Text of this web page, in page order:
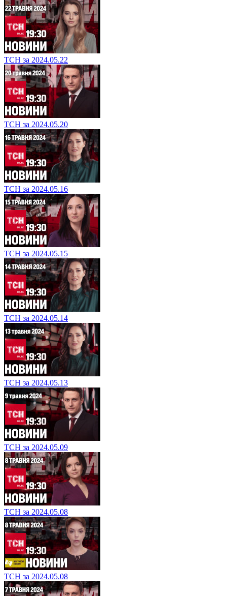
ТСН за 2024.05.22
ТСН за 2024.05.20
ТСН за 2024.05.16
ТСН за 2024.05.15
ТСН за 2024.05.14
ТСН за 2024.05.13
ТСН за 2024.05.09
ТСН за 2024.05.08
ТСН за 2024.05.08